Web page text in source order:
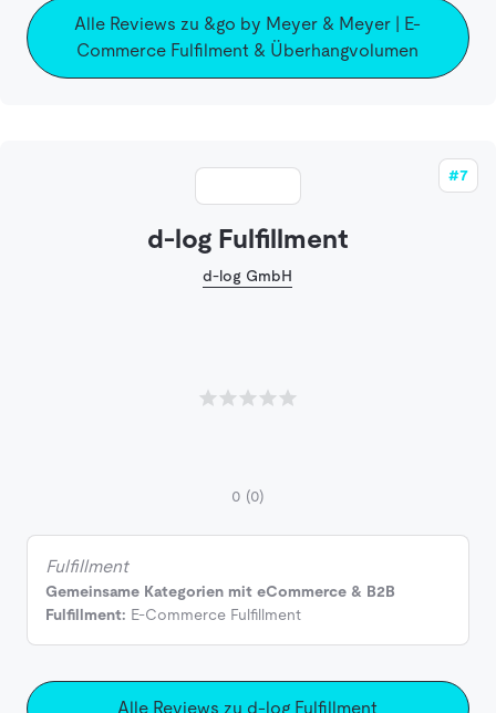
Alle Reviews zu &go by Meyer & Meyer | E-
Commerce Fulfilment & Überhangvolumen
#7
d-log Fulfillment
d-log GmbH
0 (0)
Fulfillment
Gemeinsame Kategorien mit eCommerce & B2B
Fulfillment: E-Commerce Fulfillment
Alle Reviews zu d-log Fulfillment